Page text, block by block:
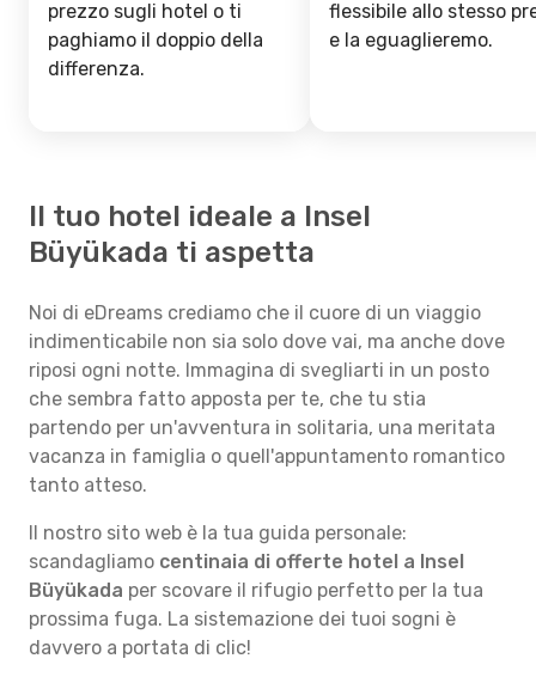
prezzo sugli hotel o ti
paghiamo il doppio della
differenza.
flessibile allo stesso
e la eguaglieremo.
Il tuo hotel ideale a Insel
Büyükada ti aspetta
Noi di eDreams crediamo che il cuore di un viaggio
indimenticabile non sia solo dove vai, ma anche dove
riposi ogni notte. Immagina di svegliarti in un posto
che sembra fatto apposta per te, che tu stia
partendo per un'avventura in solitaria, una meritata
vacanza in famiglia o quell'appuntamento romantico
tanto atteso.
Il nostro sito web è la tua guida personale:
scandagliamo centinaia di offerte hotel a Insel
Büyükada per scovare il rifugio perfetto per la tua
prossima fuga. La sistemazione dei tuoi sogni è
davvero a portata di clic!